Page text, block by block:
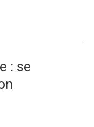
: se